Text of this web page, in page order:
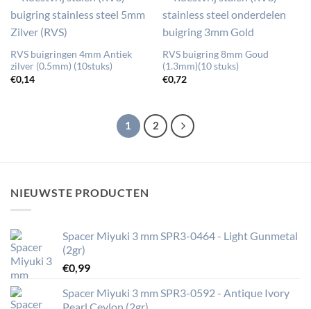
RVS buigringen 4mm Antiek
zilver (0.5mm) (10stuks)
€0,14
RVS buigring 8mm Goud
(1.3mm)(10 stuks)
€0,72
1 2
NIEUWSTE PRODUCTEN
Spacer Miyuki 3 mm SPR3-0464 - Light Gunmetal
(2gr)
€0,99
Spacer Miyuki 3 mm SPR3-0592 - Antique Ivory
Pearl Ceylon (2gr)